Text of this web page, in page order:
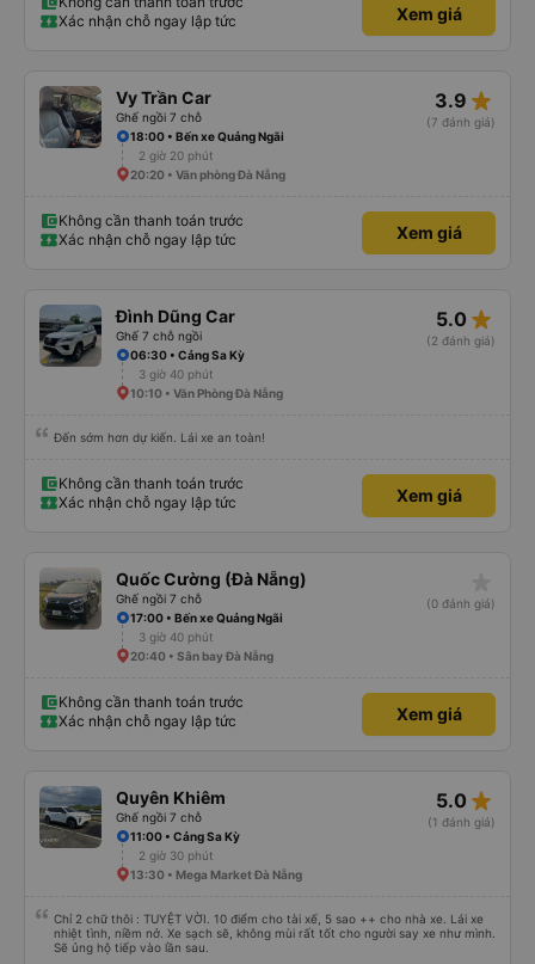
Xác nhận chỗ ngay lập tức
Xem giá
Vy Trần Car
Ghế ngồi 7 chỗ
3.9 star_rate
(7 đánh giá)
18:00 • Bến xe Quảng Ngãi
2 giờ 20 phút
20:20 • Văn phòng Đà Nẵng
Không cần thanh toán trước
Xác nhận chỗ ngay lập tức
Xem giá
Đình Dũng Car
Ghế 7 chỗ ngồi
5.0 star_rate
(2 đánh giá)
06:30 • Cảng Sa Kỳ
3 giờ 40 phút
10:10 • Văn Phòng Đà Nẵng
Đến sớm hơn dự kiến. Lái xe an toàn!
Không cần thanh toán trước
Xác nhận chỗ ngay lập tức
Xem giá
Quốc Cường (Đà Nẵng)
Ghế ngồi 7 chỗ
(0 đánh giá)
17:00 • Bến xe Quảng Ngãi
3 giờ 40 phút
20:40 • Sân bay Đà Nẵng
Không cần thanh toán trước
Xác nhận chỗ ngay lập tức
Xem giá
Quyên Khiêm
Ghế ngồi 7 chỗ
5.0 star_rate
(1 đánh giá)
11:00 • Cảng Sa Kỳ
2 giờ 30 phút
13:30 • Mega Market Đà Nẵng
Chỉ 2 chữ thôi : TUYỆT VỜI. 10 điểm cho tài xế, 5 sao ++ cho nhà xe. Lái xe
nhiệt tình, niềm nở. Xe sạch sẽ, không mùi rất tốt cho người say xe như mình.
Sẽ ủng hộ tiếp vào lần sau.